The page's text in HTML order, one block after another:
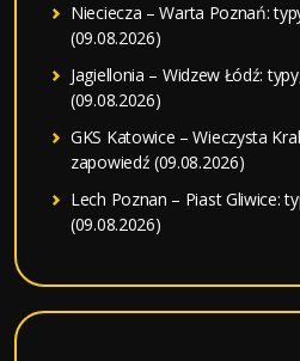
Nieciecza – Warta Poznań:
(09.08.2026)
Jagiellonia – Widzew Łódź:
(09.08.2026)
GKS Katowice – Wieczysta
zapowiedź (09.08.2026)
Lech Poznan – Piast Gliwice:
(09.08.2026)